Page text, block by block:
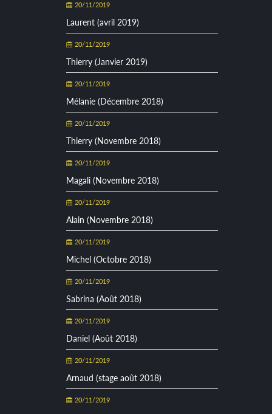
20/11/2019
Laurent (avril 2019)
20/11/2019
Thierry (Janvier 2019)
20/11/2019
Mélanie (Décembre 2018)
20/11/2019
Thierry (Novembre 2018)
20/11/2019
Magali (Novembre 2018)
20/11/2019
Alain (Novembre 2018)
20/11/2019
Michel (Octobre 2018)
20/11/2019
Sabrina (Août 2018)
20/11/2019
Daniel (Août 2018)
20/11/2019
Arnaud (stage août 2018)
20/11/2019